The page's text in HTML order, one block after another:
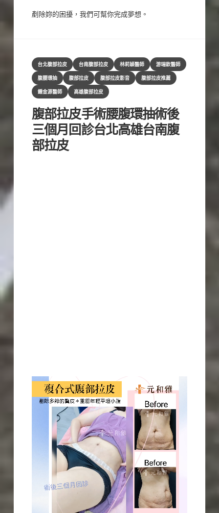
剷除妳的困擾，我們可幫你完成夢想。
Categories
台北腹部拉皮 台南腹部拉皮 林莉穎醫師
游瑞欽醫師
腹腰環抽
腹部拉皮 腹部拉皮影音
腹部拉皮推薦
鍾金源醫師
高雄腹部拉皮
腹部拉皮手術腰腹環抽術後
三個月回診台北高雄台南腹
部拉皮